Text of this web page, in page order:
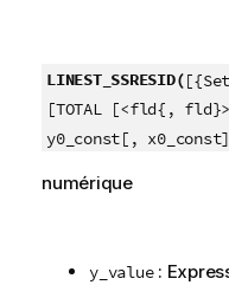
LINEST_SSRESID(
[TOTAL [<fld{,
y0_const[,
numérique
y_value: